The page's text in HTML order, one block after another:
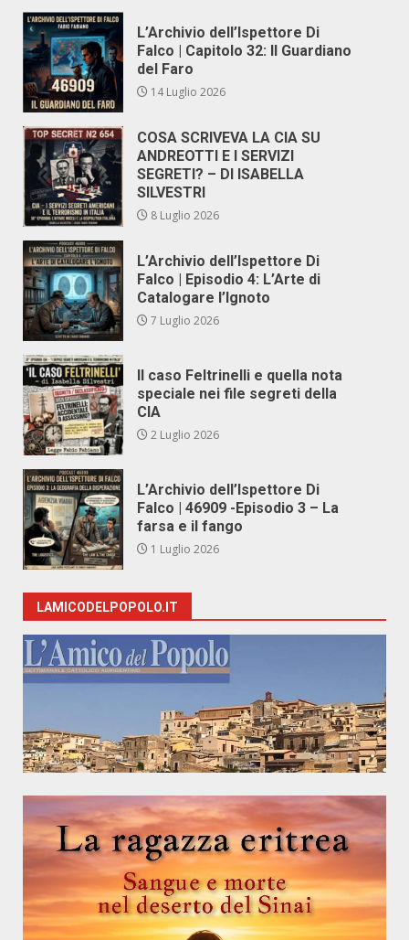
L’Archivio dell’Ispettore Di
Falco | Capitolo 32: Il Guardiano
del Faro
14 Luglio 2026
COSA SCRIVEVA LA CIA SU
ANDREOTTI E I SERVIZI
SEGRETI? – DI ISABELLA
SILVESTRI
8 Luglio 2026
L’Archivio dell’Ispettore Di
Falco | Episodio 4: L’Arte di
Catalogare l’Ignoto
7 Luglio 2026
Il caso Feltrinelli e quella nota
speciale nei file segreti della
CIA
2 Luglio 2026
L’Archivio dell’Ispettore Di
Falco | 46909 -Episodio 3 – La
farsa e il fango
1 Luglio 2026
LAMICODELPOPOLO.IT